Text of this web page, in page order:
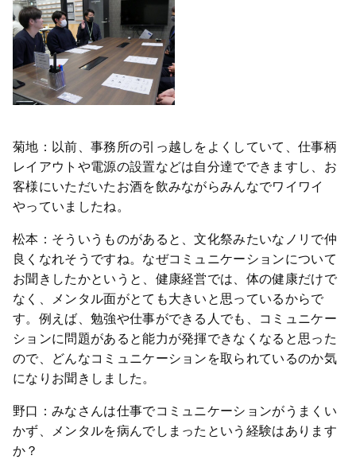
菊地：以前、事務所の引っ越しをよくしていて、仕事柄
レイアウトや電源の設置などは自分達でできますし、お
客様にいただいたお酒を飲みながらみんなでワイワイ
やっていましたね。
松本：そういうものがあると、文化祭みたいなノリで仲
良くなれそうですね。なぜコミュニケーションについて
お聞きしたかというと、健康経営では、体の健康だけで
なく、メンタル面がとても大きいと思っているからで
す。例えば、勉強や仕事ができる人でも、コミュニケー
ションに問題があると能力が発揮できなくなると思った
ので、どんなコミュニケーションを取られているのか気
になりお聞きしました。
野口：みなさんは仕事でコミュニケーションがうまくい
かず、メンタルを病んでしまったという経験はあります
か？